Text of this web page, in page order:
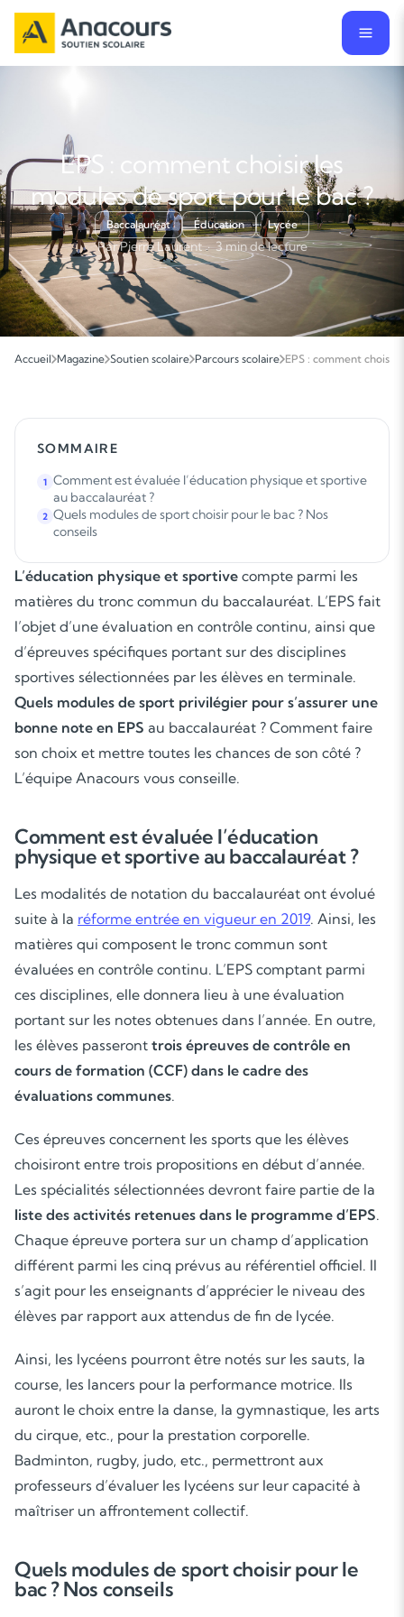
EPS : comment choisir les
modules de sport pour le bac ?
Baccalauréat Éducation Lycée
Par Pierre Laurent · 3 min de lecture
Accueil Magazine Soutien scolaire Parcours scolaire EPS : comment choisir
SOMMAIRE
1 Comment est évaluée l’éducation physique et sportive
au baccalauréat ?
2 Quels modules de sport choisir pour le bac ? Nos
conseils
L’éducation physique et sportive compte parmi les
matières du tronc commun du baccalauréat. L’EPS fait
l’objet d’une évaluation en contrôle continu, ainsi que
d’épreuves spécifiques portant sur des disciplines
sportives sélectionnées par les élèves en terminale.
Quels modules de sport privilégier pour s’assurer une
bonne note en EPS au baccalauréat ? Comment faire
son choix et mettre toutes les chances de son côté ?
L’équipe Anacours vous conseille.
Comment est évaluée l’éducation
physique et sportive au baccalauréat ?
Les modalités de notation du baccalauréat ont évolué
suite à la réforme entrée en vigueur en 2019. Ainsi, les
matières qui composent le tronc commun sont
évaluées en contrôle continu. L’EPS comptant parmi
ces disciplines, elle donnera lieu à une évaluation
portant sur les notes obtenues dans l’année. En outre,
les élèves passeront trois épreuves de contrôle en
cours de formation (CCF) dans le cadre des
évaluations communes.
Ces épreuves concernent les sports que les élèves
choisiront entre trois propositions en début d’année.
Les spécialités sélectionnées devront faire partie de la
liste des activités retenues dans le programme d’EPS.
Chaque épreuve portera sur un champ d’application
différent parmi les cinq prévus au référentiel officiel. Il
s’agit pour les enseignants d’apprécier le niveau des
élèves par rapport aux attendus de fin de lycée.
Ainsi, les lycéens pourront être notés sur les sauts, la
course, les lancers pour la performance motrice. Ils
auront le choix entre la danse, la gymnastique, les arts
du cirque, etc., pour la prestation corporelle.
Badminton, rugby, judo, etc., permettront aux
professeurs d’évaluer les lycéens sur leur capacité à
maîtriser un affrontement collectif.
Quels modules de sport choisir pour le
bac ? Nos conseils